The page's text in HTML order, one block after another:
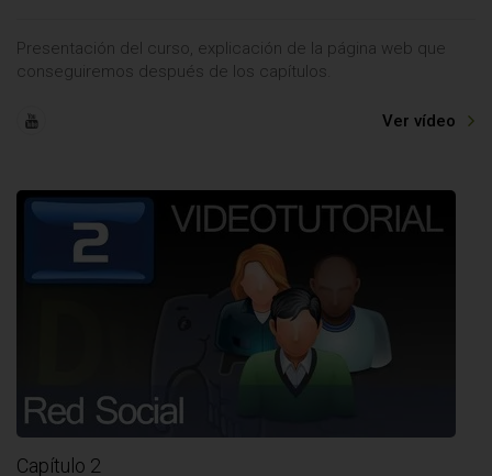
Presentación del curso, explicación de la página web que
conseguiremos después de los capítulos.
Ver vídeo
Capítulo 2